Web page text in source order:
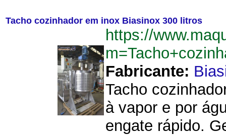
Tacho cozinhador em inox Biasinox 300 litros
https://
Fabricante:
Tacho
à vapor e por
engate rápido.